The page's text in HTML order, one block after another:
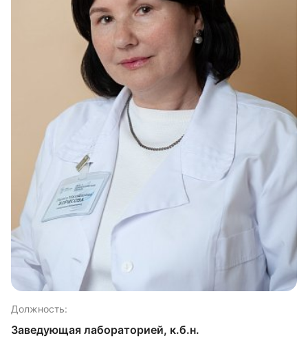
Должность:
Заведующая лабораторией, к.б.н.